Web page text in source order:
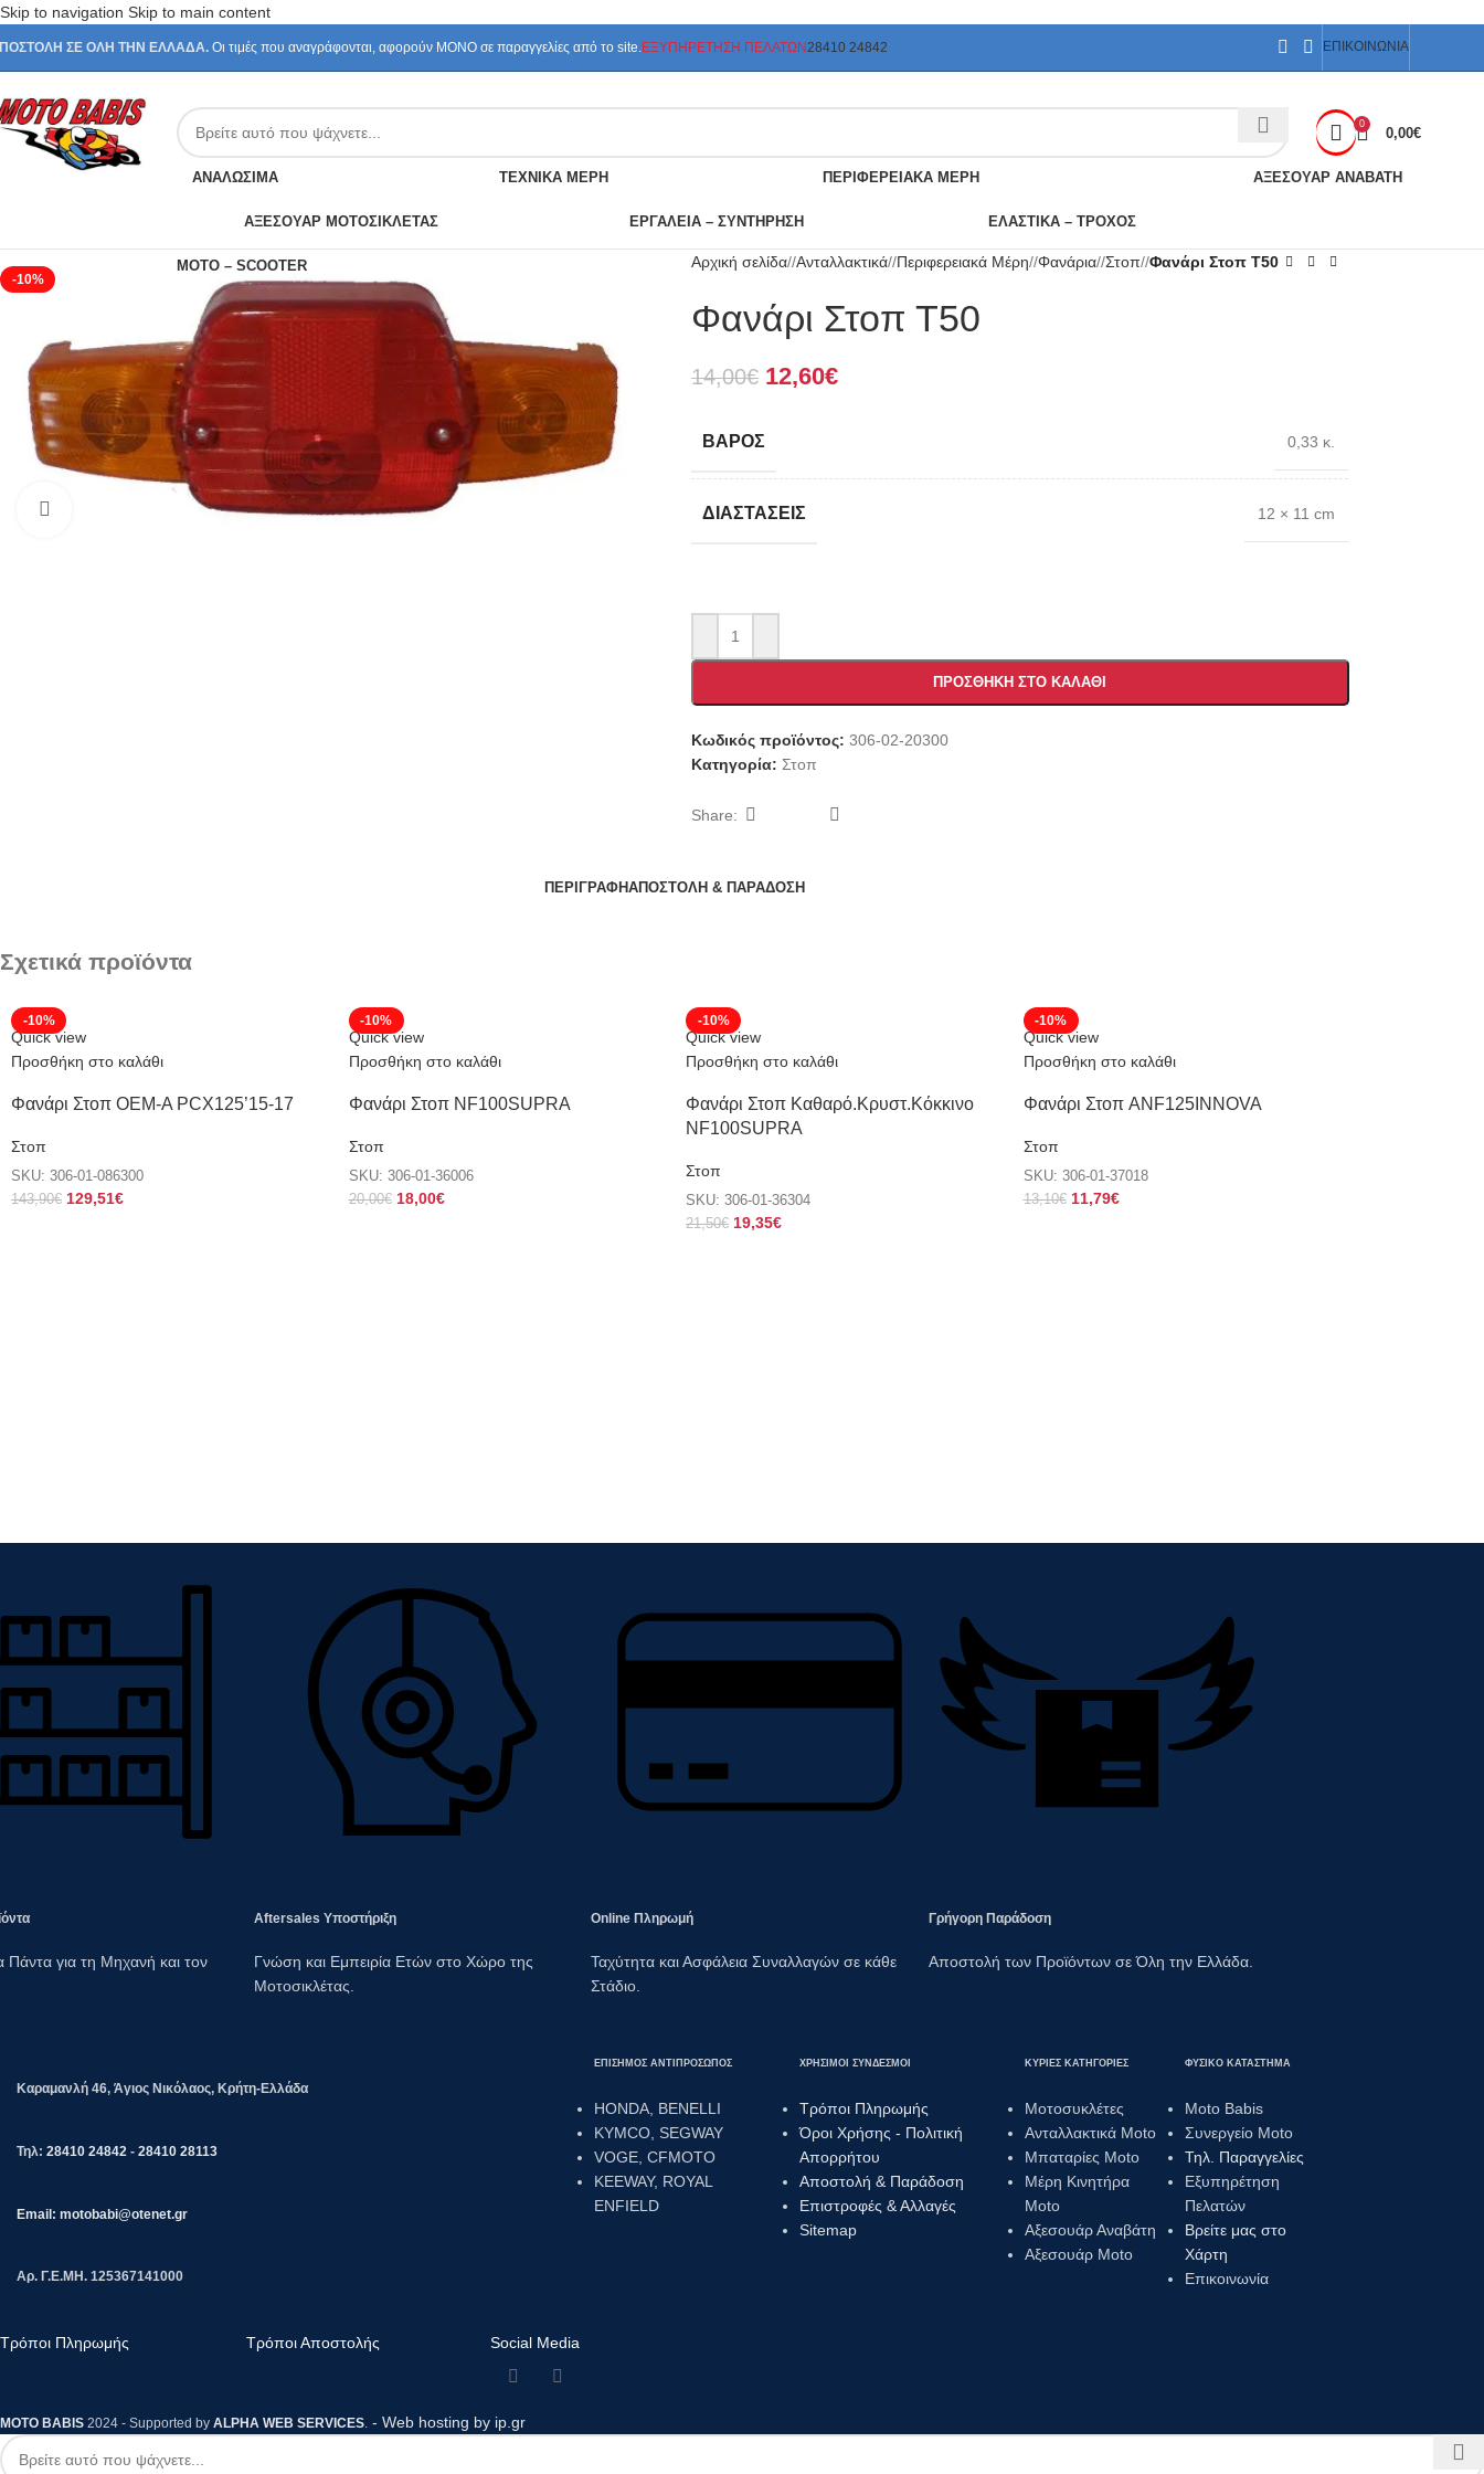
Skip to navigation Skip to main content
ΣΕ ΟΛΗ ΤΗΝ ΕΛΛΑΔΑ. Οι τιμές που αναγράφονται, αφορούν ΜΟΝΟ σε παραγγελίες από το site.ΕΞΥΠΗΡΕΤΗΣΗ ΠΕΛΑΤΩΝ28410 24842 ΕΠΙΚΟΙΝΩΝΙΑ
0
0,00€
ΑΝΑΛΩΣΙΜΑ ΤΕΧΝΙΚΑ ΜΕΡΗ ΠΕΡΙΦΕΡΕΙΑΚΑ ΜΕΡΗ ΑΞΕΣΟΥΑΡ ΑΝΑΒΑΤΗ
ΑΞΕΣΟΥΑΡ ΜΟΤΟΣΙΚΛΕΤΑΣ ΕΡΓΑΛΕΙΑ – ΣΥΝΤΗΡΗΣΗ ΕΛΑΣΤΙΚΑ – ΤΡΟΧΟΣ
MOTO – SCOOTER
-10%
Αρχική σελίδα/ Ανταλλακτικά/ Περιφερειακά Μέρη/ Φανάρια/ Στοπ/ Φανάρι Στοπ T50
Φανάρι Στοπ T50
14,00€ 12,60€
ΒΆΡΟΣ 0,33 κ.
ΔΙΑΣΤΆΣΕΙΣ 12 × 11 cm
ΠΡΟΣΘΉΚΗ ΣΤΟ ΚΑΛΆΘΙ
Κωδικός προϊόντος: 306-02-20300
Κατηγορία: Στοπ
Share:
ΠΕΡΙΓΡΑΦΉΑΠΟΣΤΟΛΗ & ΠΑΡΑΔΟΣΗ
Σχετικά προϊόντα
-10%
Quick view
Προσθήκη στο καλάθι
Φανάρι Στοπ OEM-A PCX125’15-17
Στοπ
SKU: 306-01-086300
143,90€ 129,51€
-10%
Quick view
Προσθήκη στο καλάθι
Φανάρι Στοπ NF100SUPRA
Στοπ
SKU: 306-01-36006
20,00€ 18,00€
-10%
Quick view
Προσθήκη στο καλάθι
Φανάρι Στοπ Καθαρό.Kρυστ.Κόκκινο
NF100SUPRA
Στοπ
SKU: 306-01-36304
21,50€ 19,35€
-10%
Quick view
Προσθήκη στο καλάθι
Φανάρι Στοπ ANF125INNOVA
Στοπ
SKU: 306-01-37018
13,10€ 11,79€
για τη Μηχανή και τον
Aftersales Υποστήριξη​
Γνώση και Εμπειρία Ετών στο Χώρο της
Μοτοσικλέτας.
Online Πληρωμή​
Ταχύτητα και Ασφάλεια Συναλλαγών σε κάθε
Στάδιο.
Γρήγορη Παράδοση​
Αποστολή των Προϊόντων σε Όλη την Ελλάδα.
Καραμανλή 46, Άγιος Νικόλαος, Κρήτη-Ελλάδα
Τηλ: 28410 24842 - 28410 28113
Email: motobabi@otenet.gr
Αρ. Γ.Ε.ΜΗ. 125367141000
ΕΠΙΣΗΜΟΣ ΑΝΤΙΠΡΟΣΩΠΟΣ
HONDA, BENELLI
KYMCO, SEGWAY
VOGE, CFMOTO
KEEWAY, ROYAL
ENFIELD
ΧΡΗΣΙΜΟΙ ΣΥΝΔΕΣΜΟΙ
Τρόποι Πληρωμής
Όροι Χρήσης - Πολιτική
Απορρήτου
Αποστολή & Παράδοση
Επιστροφές & Αλλαγές
Sitemap
ΚΥΡΙΕΣ ΚΑΤΗΓΟΡΙΕΣ
Μοτοσυκλέτες
Ανταλλακτικά Moto
Μπαταρίες Moto
Μέρη Κινητήρα
Moto
Αξεσουάρ Αναβάτη
Αξεσουάρ Moto
ΦΥΣΙΚΟ ΚΑΤΑΣΤΗΜΑ
Moto Babis
Συνεργείο Moto
Τηλ. Παραγγελίες
Εξυπηρέτηση
Πελατών
Βρείτε μας στο
Χάρτη
Επικοινωνία
Τρόποι Πληρωμής Τρόποι Αποστολής Social Media
MOTO BABIS 2024 - Supported by ALPHA WEB SERVICES - Web hosting by ip.gr